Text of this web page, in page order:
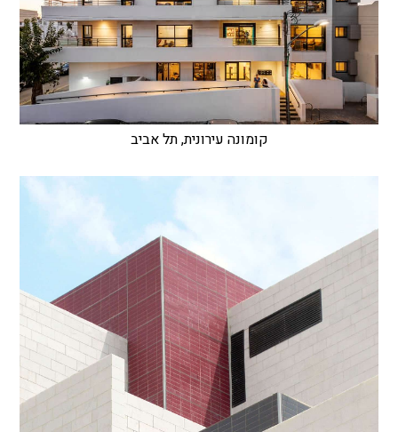
קומונה עירונית, תל אביב